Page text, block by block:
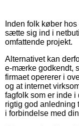
Inden folk køber
sætte sig ind i
omfattende projekt.
Alternativet kan
e-mærke godkendt,
firmaet opererer i
og at internet
fagfolk som er inde
rigtig god anledning
i forbindelse med